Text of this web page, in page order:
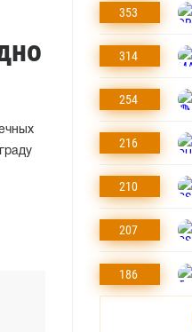
353
314
254
216
210
207
186